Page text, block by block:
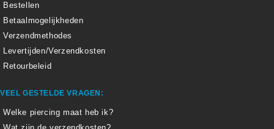
Bestellen
Betaalmogelijkheden
Verzendmethodes
Levertijden/Verzendkosten
Retourbeleid
VEEL GESTELDE VRAGEN:
Welke piercing maat heb ik?